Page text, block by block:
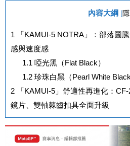
內容大綱 [
1
「KAMUI-5 NOTRA」：部落圖
感與速度感
1.1 啞光黑（Flat Black）
1.2珍珠白黑（Pearl White Black
2 「KAMUI-5」舒適性再進化：
鏡片、雙軸棘齒扣具全面升級